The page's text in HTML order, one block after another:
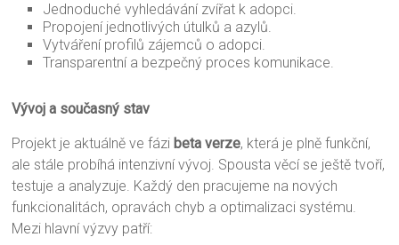
Jednoduché vyhledávání zvířat k adopci.
Propojení jednotlivých útulků a azylů.
Vytváření profilů zájemců o adopci.
Transparentní a bezpečný proces komunikace.
Vývoj a současný stav
Projekt je aktuálně ve fázi beta verze, která je plně funkční,
ale stále probíhá intenzivní vývoj. Spousta věcí se ještě tvoří,
testuje a analyzuje. Každý den pracujeme na nových
funkcionalitách, opravách chyb a optimalizaci systému.
Mezi hlavní výzvy patří: